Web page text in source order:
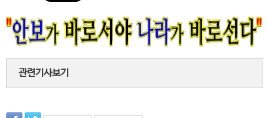
관련기사보기